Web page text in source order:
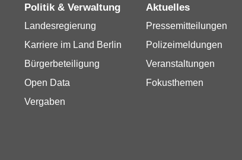
Politik & Verwaltung
Landesregierung
Karriere im Land Berlin
Bürgerbeteiligung
Open Data
Vergaben
Aktuelles
Pressemitteilungen
Polizeimeldungen
Veranstaltungen
Fokusthemen